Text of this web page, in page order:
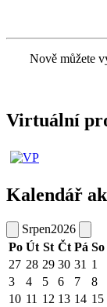
Nově můžete
Virtuální
Kalendář
Srpen2026
Po Út St Čt Pá So
27 28 29 30 31 1
3
4 5 6 7 8
10 11 12 13 14 15